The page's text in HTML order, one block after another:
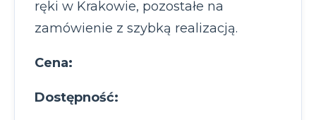
ręki w Krakowie, pozostałe na
zamówienie z szybką realizacją.
Cena:
Dostępność: